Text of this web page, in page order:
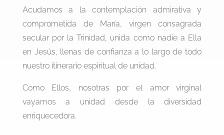
Acudamos a la contemplación admirativa y
comprometida de María, virgen consagrada
secular por la Trinidad, unida como nadie a Ella
en Jesús, llenas de confianza a lo largo de todo
nuestro itinerario espiritual de unidad.
Como Ellos, nosotras por el amor virginal
vayamos a unidad desde la diversidad
enriquecedora.